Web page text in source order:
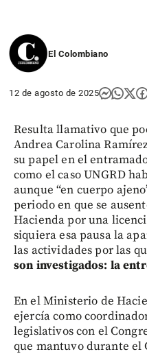
El Colombiano
12 de agosto de 2025
Resulta llamativo que
Andrea Carolina
su papel en el
como el caso UNGRD
aunque “en cuerpo
periodo en que se
Hacienda por una
siquiera esa pausa la
las actividades por las
son investigados: la
En el Ministerio de
ejercía como
legislativos con el
que mantuvo durante el